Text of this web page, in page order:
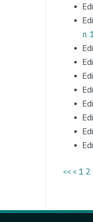
n.
<< < 1 2